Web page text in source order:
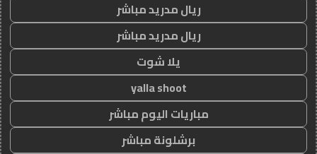
ريال مدريد مباشر
ريال مدريد مباشر
يلا شوت
yalla shoot
مباريات اليوم مباشر
برشلونة مباشر